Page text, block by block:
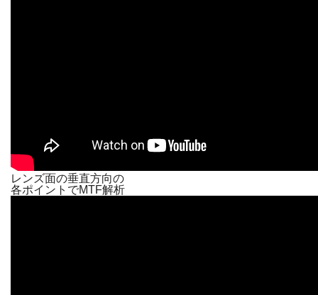
レンズ面の垂直方向の
各ポイントでMTF解析